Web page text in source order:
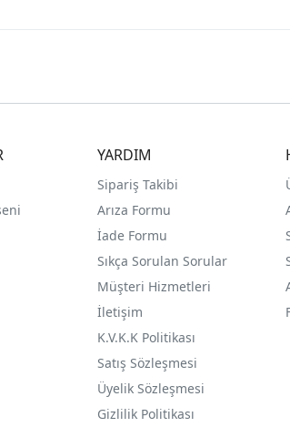
YARDIM
Sipariş Takibi
Arıza Formu
İade Formu
Sıkça Sorulan Sorular
Müşteri Hizmetleri
İletişim
K.V.K.K Politikası
Satış Sözleşmesi
Üyelik Sözleşmesi
Gizlilik Politikası